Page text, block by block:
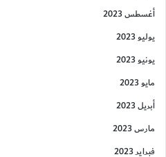
أغسطس 2023
يوليو 2023
يونيو 2023
مايو 2023
أبريل 2023
مارس 2023
فبراير 2023